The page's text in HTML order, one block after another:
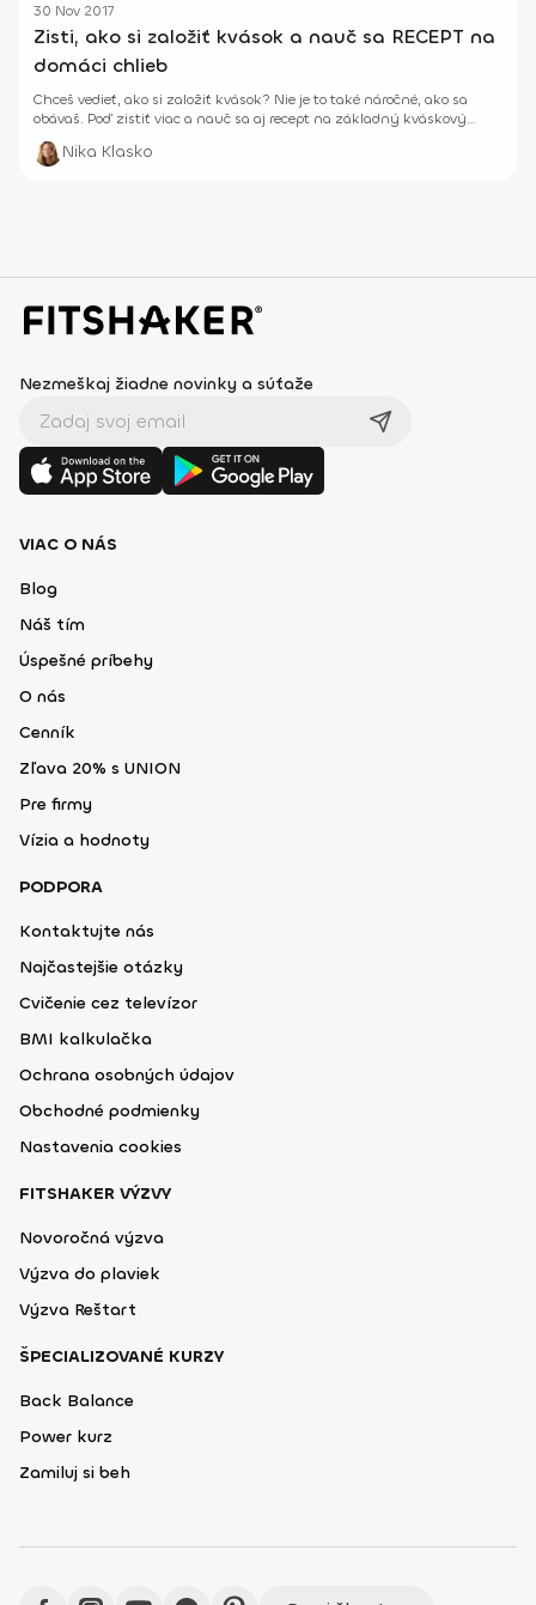
30 Nov 2017
Zisti, ako si založiť kvások a nauč sa RECEPT na
domáci chlieb
Chceš vedieť, ako si založiť kvások? Nie je to také náročné, ako sa
obávaš. Poď zistiť viac a nauč sa aj recept na základný kváskový
chlieb.
Nika Klasko
Nezmeškaj žiadne novinky a súťaže
VIAC O NÁS
Blog
Náš tím
Úspešné príbehy
O nás
Cenník
Zľava 20% s UNION
Pre firmy
Vízia a hodnoty
PODPORA
Kontaktujte nás
Najčastejšie otázky
Cvičenie cez televízor
BMI kalkulačka
Ochrana osobných údajov
Obchodné podmienky
Nastavenia cookies
FITSHAKER VÝZVY
Novoročná výzva
Výzva do plaviek
Výzva Reštart
ŠPECIALIZOVANÉ KURZY
Back Balance
Power kurz
Zamiluj si beh